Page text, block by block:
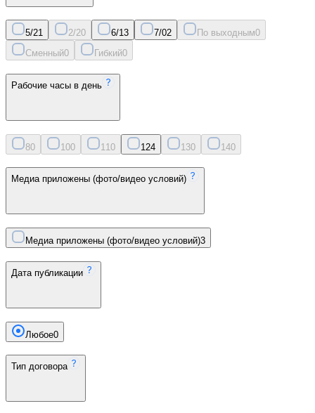
5/21 2/20 6/13 7/02 По выходным0
Сменный0 Гибкий0
Рабочие часы в день
80 100 11 0 124 130 140
Медиа приложены (фото/видео условий)
Медиа приложены (фото/видео условий)3
Дата публикации
Любое0
Тип договора